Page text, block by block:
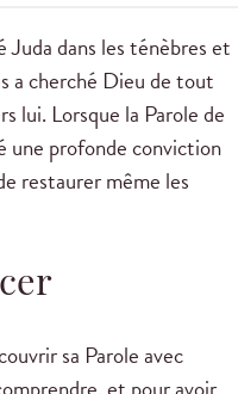
Juda dans les ténèbres et
a cherché Dieu de tout
lui. Lorsque la Parole de
une profonde conviction
restaurer même les
sa Parole avec